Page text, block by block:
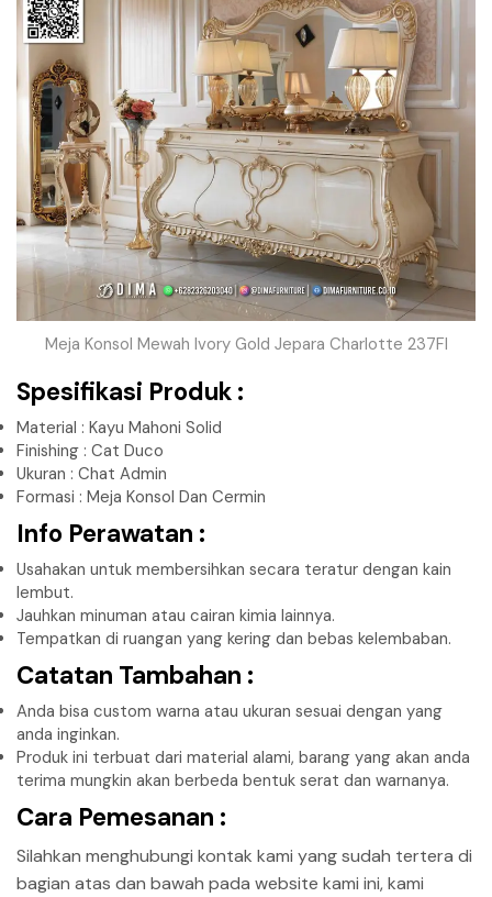
Meja Konsol Mewah Ivory Gold Jepara Charlotte 237FI
Spesifikasi Produk :
Material : Kayu Mahoni Solid
Finishing : Cat Duco
Ukuran : Chat Admin
Formasi : Meja Konsol Dan Cermin
Info Perawatan :
Usahakan untuk membersihkan secara teratur dengan kain
lembut.
Jauhkan minuman atau cairan kimia lainnya.
Tempatkan di ruangan yang kering dan bebas kelembaban.
Catatan Tambahan :
Anda bisa custom warna atau ukuran sesuai dengan yang
anda inginkan.
Produk ini terbuat dari material alami, barang yang akan anda
terima mungkin akan berbeda bentuk serat dan warnanya.
Cara Pemesanan :
Silahkan menghubungi kontak kami yang sudah tertera di
bagian atas dan bawah pada website kami ini, kami